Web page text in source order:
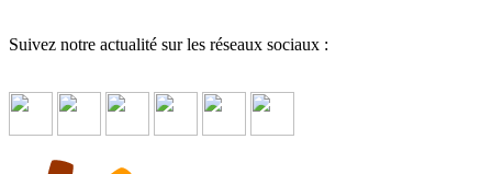
Suivez notre actualité sur les réseaux sociaux :